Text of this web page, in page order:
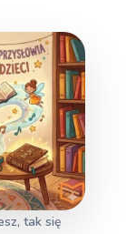
tak się